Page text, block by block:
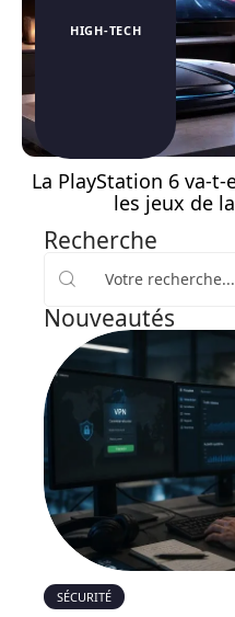
HIGH-TECH
La PlayStation 6 va-
les jeux de
Recherche
Nouveautés
SÉCURITÉ